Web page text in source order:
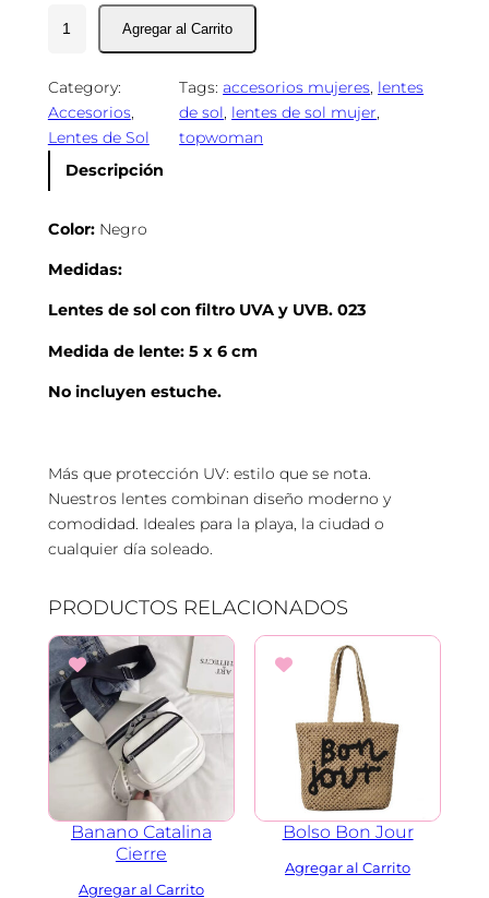
t
e
s
e
o
l
a
r
y
n
t
i
d
Category:
Accesorios
Lentes de Sol
Tags: accesorios mujeres, lentes
de sol, lentes de sol mujer
topwoman
Descripción
Color:Negro
Medidas:
Lentes de sol con filtro UVA y UVB. 023
Medida de lente: 5 x 6 cm
No incluyen estuche.
Más que protección UV: estilo que se nota.
Nuestros lentes combinan diseño moderno y
comodidad. Ideales para la playa, la ciudad o
cualquier dí­a soleado.
PRODUCTOS RELACIONADOS
Banano Catalina
Cierre
Bolso Bon Jour